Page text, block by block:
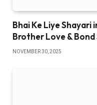
Bhai Ke Liye Shayari
Brother Love & Bond
NOVEMBER 30, 2025